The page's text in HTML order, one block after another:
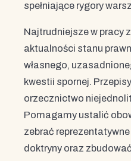
spełniające rygory
Najtrudniejsze w pracy
aktualności stanu
własnego,
kwestii spornej.
orzecznictwo
Pomagamy ustalić
zebrać
doktryny oraz